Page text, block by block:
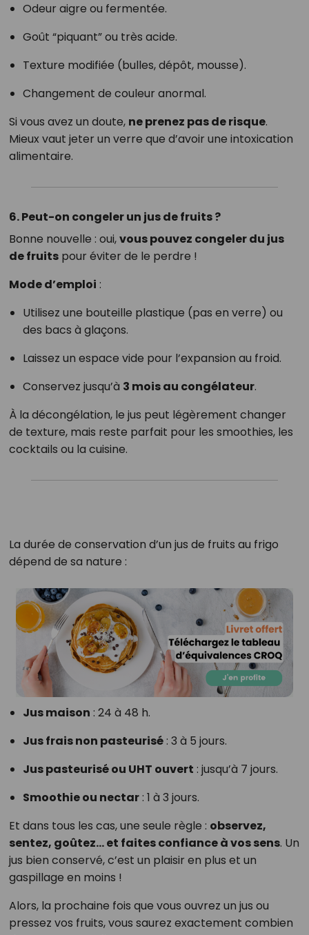
Odeur aigre ou fermentée.
Goût “piquant” ou très acide.
Texture modifiée (bulles, dépôt, mousse).
Changement de couleur anormal.
Si vous avez un doute, ne prenez pas de risque.
Mieux vaut jeter un verre que d’avoir une intoxication
alimentaire.
6. Peut-on congeler un jus de fruits ?
Bonne nouvelle : oui,vous pouvez congeler du jus
de fruitspour éviter de le perdre !
Mode d’emploi :
Utilisez une bouteille plastique (pas en verre) ou
des bacs à glaçons.
Laissez un espace vide pour l’expansion au froid.
Conservez jusqu’à 3 mois au congélateur.
À la décongélation, le jus peut légèrement changer
de texture, mais reste parfait pour les smoothies, les
cocktails ou la cuisine.
La durée de conservation d’un jus de fruits au frigo
dépend de sa nature :
Jus maison : 24 à 48 h.
Jus frais non pasteurisé: 3 à 5 jours.
Jus pasteurisé ou UHT ouvert : jusqu’à 7 jours.
Smoothie ou nectar: 1 à 3 jours.
Et dans tous les cas, une seule règle : observez,
sentez, goûtez… et faites confiance à vos sens. Un
jus bien conservé, c’est un plaisir en plus et un
gaspillage en moins !
Alors, la prochaine fois que vous ouvrez un jus ou
pressez vos fruits, vous saurez exactement combien